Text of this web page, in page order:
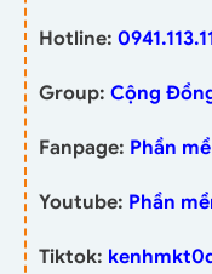
Hotline:
Group: Cộng
Fanpage: Phần
Youtube: Phần
Tiktok: